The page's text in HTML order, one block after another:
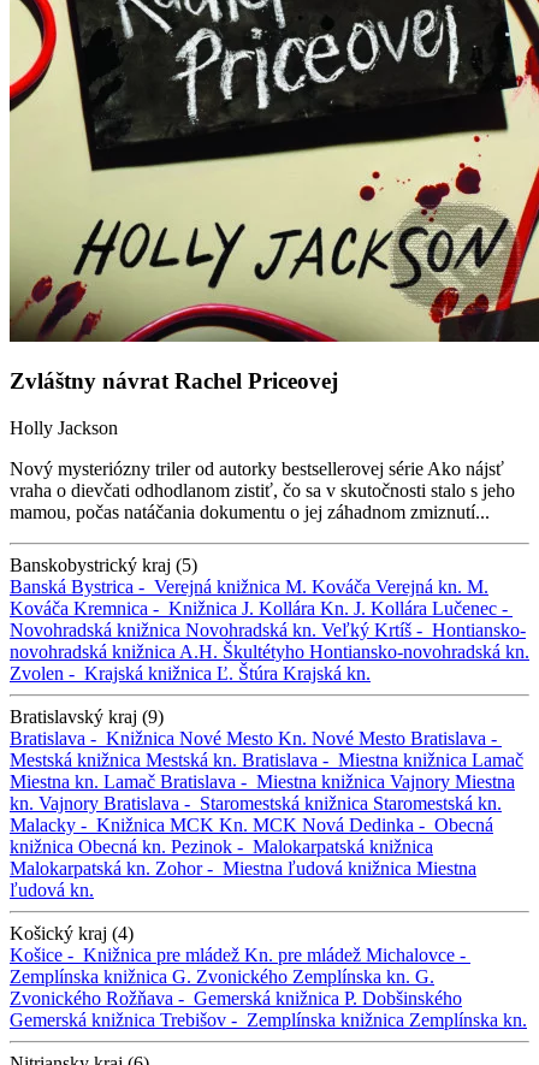
Zvláštny návrat Rachel Priceovej
Holly Jackson
Nový mysteriózny triler od autorky bestsellerovej série Ako nájsť
vraha o dievčati odhodlanom zistiť, čo sa v skutočnosti stalo s jeho
mamou, počas natáčania dokumentu o jej záhadnom zmiznutí...
Banskobystrický kraj (5)
Banská Bystrica - Verejná knižnica M. Kováča Verejná kn. M.
Kováča Kremnica - Knižnica J. Kollára Kn. J. Kollára Lučenec -
Novohradská knižnica Novohradská kn. Veľký Krtíš - Hontiansko-
novohradská knižnica A.H. Škultétyho Hontiansko-novohradská kn.
Zvolen - Krajská knižnica Ľ. Štúra Krajská kn.
Bratislavský kraj (9)
Bratislava - Knižnica Nové Mesto Kn. Nové Mesto Bratislava -
Mestská knižnica Mestská kn. Bratislava - Miestna knižnica Lamač
Miestna kn. Lamač Bratislava - Miestna knižnica Vajnory Miestna
kn. Vajnory Bratislava - Staromestská knižnica Staromestská kn.
Malacky - Knižnica MCK Kn. MCK Nová Dedinka - Obecná
knižnica Obecná kn. Pezinok - Malokarpatská knižnica
Malokarpatská kn. Zohor - Miestna ľudová knižnica Miestna
ľudová kn.
Košický kraj (4)
Košice - Knižnica pre mládež Kn. pre mládež Michalovce -
Zemplínska knižnica G. Zvonického Zemplínska kn. G.
Zvonického Rožňava - Gemerská knižnica P. Dobšinského
Gemerská knižnica Trebišov - Zemplínska knižnica Zemplínska kn.